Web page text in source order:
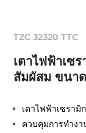
TZC 32320 TTC
เตาไฟฟ้าเซ
สัมผัสม ขนา
เตาไฟฟ้าเซรามิก
ควบคุมการทำง